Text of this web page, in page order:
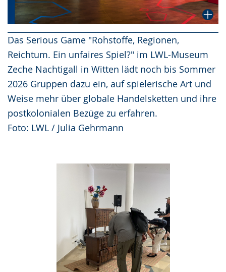
Das Serious Game "Rohstoffe, Regionen,
Reichtum. Ein unfaires Spiel?" im LWL-Museum
Zeche Nachtigall in Witten lädt noch bis Sommer
2026 Gruppen dazu ein, auf spielerische Art und
Weise mehr über globale Handelsketten und ihre
postkolonialen Bezüge zu erfahren.
Foto: LWL / Julia Gehrmann